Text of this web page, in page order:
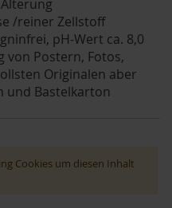
/reiner Zellstoff
pH-Wert ca. 8,0
von Postern, Fotos,
Originalen aber
und Bastelkarton
Cookies um diesen Inhalt